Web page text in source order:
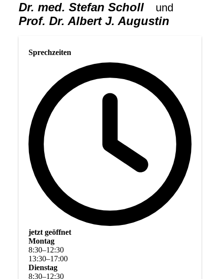
Dr. med. Stefan Schollund
Prof. Dr. Albert J. Augustin
Sprechzeiten
jetzt geöffnet
Montag
8:30–12:30
13:30–17:00
Dienstag
8:30–12:30